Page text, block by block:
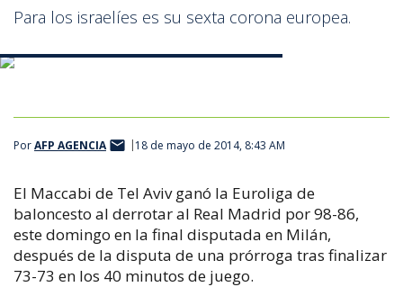
Para los israelíes es su sexta corona europea.
PorAFP AGENCIA 18 de mayo de 2014, 8:43 AM
El Maccabi de Tel Aviv ganó la Euroliga de
baloncesto al derrotar al Real Madrid por 98-86,
este domingo en la final disputada en Milán,
después de la disputa de una prórroga tras finalizar
73-73 en los 40 minutos de juego.